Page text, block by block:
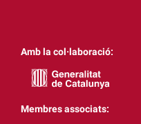
Amb la col·laboració:
Membres associats: